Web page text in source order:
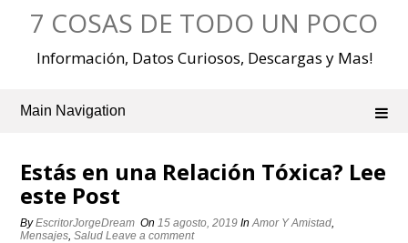
7 COSAS DE TODO UN POCO
Información, Datos Curiosos, Descargas y Mas!
Main Navigation
Estás en una Relación Tóxica? Lee
este Post
ByEscritorJorgeDream On15 agosto, 2019 InAmor Y Amistad,
Mensajes,Salud Leave a comment